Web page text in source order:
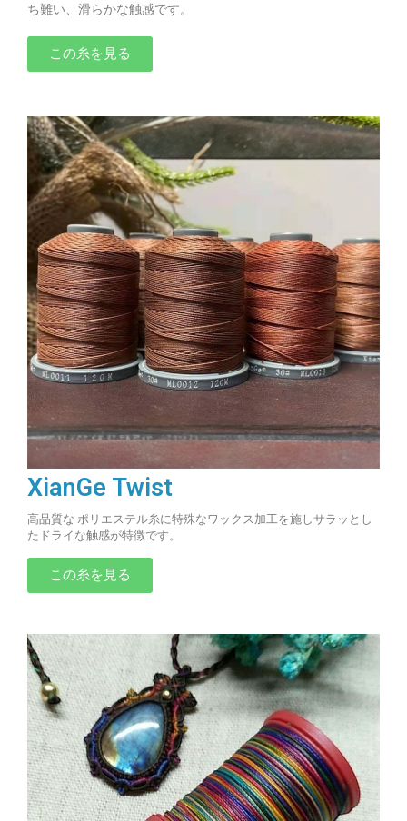
ち難い、滑らかな触感です。
この糸を見る
XianGe Twist
高品質な ポリエステル糸に特殊なワックス加工を施しサラッとし
たドライな触感が特徴です。
この糸を見る